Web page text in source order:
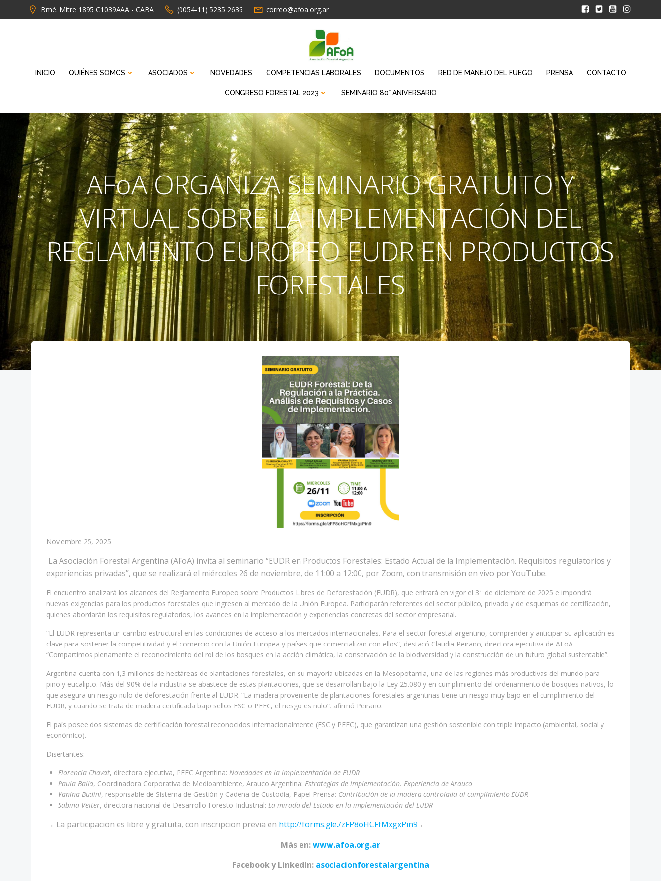
al
Bmé. Mitre 1895 C1039AAA - CABA (0054-11) 5235 2636 correo@afoa.org.ar
INICIO QUIÉNES SOMOS ASOCIADOS NOVEDADES COMPETENCIAS LABORALES DOCUMENTOS RED DE MANEJO DEL FUEGO PRENSA CONTACTO
CONGRESO FORESTAL 2023 SEMINARIO 80° ANIVERSARIO
AFoA ORGANIZA SEMINARIO GRATUITO Y
VIRTUAL SOBRE LA IMPLEMENTACIÓN DEL
REGLAMENTO EUROPEO EUDR EN PRODUCTOS
FORESTALES
Noviembre 25, 2025
La Asociación Forestal Argentina (AFoA) invita al seminario “EUDR en Productos Forestales: Estado Actual de la Implementación. Requisitos regulatorios y
experiencias privadas”, que se realizará el miércoles 26 de noviembre, de 11:00 a 12:00, por Zoom, con transmisión en vivo por YouTube.
El encuentro analizará los alcances del Reglamento Europeo sobre Productos Libres de Deforestación (EUDR), que entrará en vigor el 31 de diciembre de 2025 e impondrá
nuevas exigencias para los productos forestales que ingresen al mercado de la Unión Europea. Participarán referentes del sector público, privado y de esquemas de certificación,
quienes abordarán los requisitos regulatorios, los avances en la implementación y experiencias concretas del sector empresarial.
“El EUDR representa un cambio estructural en las condiciones de acceso a los mercados internacionales. Para el sector forestal argentino, comprender y anticipar su aplicación es
clave para sostener la competitividad y el comercio con la Unión Europea y países que comercializan con ellos”, destacó Claudia Peirano, directora ejecutiva de AFoA.
“Compartimos plenamente el reconocimiento del rol de los bosques en la acción climática, la conservación de la biodiversidad y la construcción de un futuro global sustentable”.
Argentina cuenta con 1,3 millones de hectáreas de plantaciones forestales, en su mayoría ubicadas en la Mesopotamia, una de las regiones más productivas del mundo para
pino y eucalipto. Más del 90% de la industria se abastece de estas plantaciones, que se desarrollan bajo la Ley 25.080 y en cumplimiento del ordenamiento de bosques nativos, lo
que asegura un riesgo nulo de deforestación frente al EUDR. “La madera proveniente de plantaciones forestales argentinas tiene un riesgo muy bajo en el cumplimiento del
EUDR; y cuando se trata de madera certificada bajo sellos FSC o PEFC, el riesgo es nulo”, afirmó Peirano.
El país posee dos sistemas de certificación forestal reconocidos internacionalmente (FSC y PEFC), que garantizan una gestión sostenible con triple impacto (ambiental, social y
económico).
Disertantes:
Florencia Chavat, directora ejecutiva, PEFC Argentina: Novedades en la implementación de EUDR
Paula Balla, Coordinadora Corporativa de Medioambiente, Arauco Argentina: Estrategias de implementación. Experiencia de Arauco
Vanina Budini, responsable de Sistema de Gestión y Cadena de Custodia, Papel Prensa: Contribución de la madera controlada al cumplimiento EUDR
Sabina Vetter, directora nacional de Desarrollo Foresto-Industrial: La mirada del Estado en la implementación del EUDR
→ La participación es libre y gratuita, con inscripción previa en http://forms.gle./zFP8oHCFfMxgxPin9 ←
Más en:www.afoa.org.ar
Facebook y LinkedIn: asociacionforestalargentina